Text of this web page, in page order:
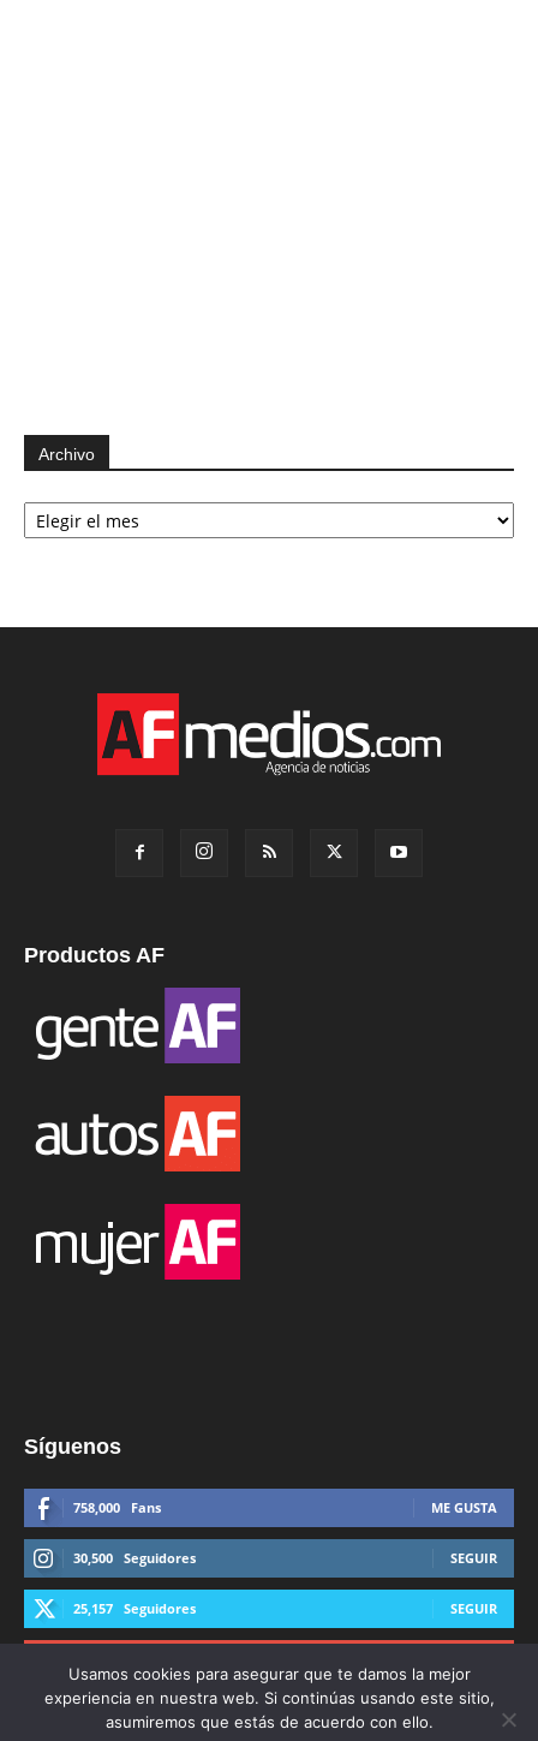
Archivo
Archivo
Productos AF
Síguenos
758,000 Fans ME GUSTA
30,500 Seguidores SEGUIR
25,157 Seguidores SEGUIR
Usamos cookies para asegurar que te damos la mejor
experiencia en nuestra web. Si continúas usando este sitio,
asumiremos que estás de acuerdo con ello.